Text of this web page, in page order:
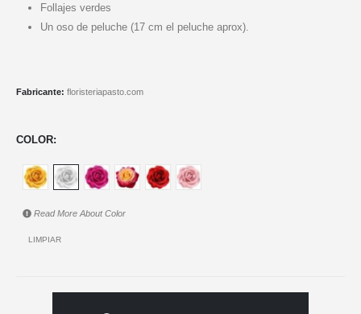
Follajes verdes
Un oso de peluche (17 cm el peluche aprox).
Fabricante: floristeriapasto.com
COLOR
Read More AboutColor
LIMPIAR